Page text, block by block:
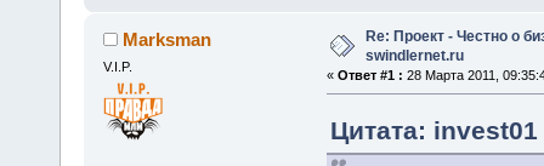
Marksman
V.I.P.
Re: Проект - Честно о
swindlernet.ru
« Ответ #1 : 28 Марта 2011,
Цитата: